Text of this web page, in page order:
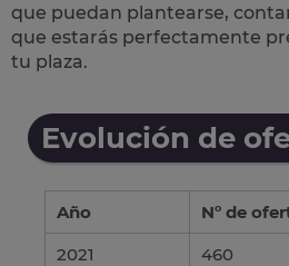
que puedan plantearse,
que estarás perfectamente
tu plaza.
Evolución de
Año Nº de
2021
460